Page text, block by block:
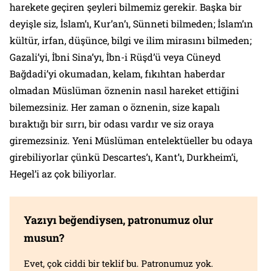
harekete geçiren şeyleri bilmemiz gerekir. Başka bir
deyişle siz, İslam’ı, Kur’an’ı, Sünneti bilmeden; İslam’ın
kültür, irfan, düşünce, bilgi ve ilim mirasını bilmeden;
Gazali’yi, İbni Sina’yı, İbn-i Rüşd’ü veya Cüneyd
Bağdadi’yi okumadan, kelam, fıkıhtan haberdar
olmadan Müslüman öznenin nasıl hareket ettiğini
bilemezsiniz. Her zaman o öznenin, size kapalı
bıraktığı bir sırrı, bir odası vardır ve siz oraya
giremezsiniz. Yeni Müslüman entelektüeller bu odaya
girebiliyorlar çünkü Descartes’ı, Kant’ı, Durkheim’i,
Hegel’i az çok biliyorlar.
Yazıyı beğendiysen, patronumuz olur
musun?
Evet, çok ciddi bir teklif bu. Patronumuz yok.